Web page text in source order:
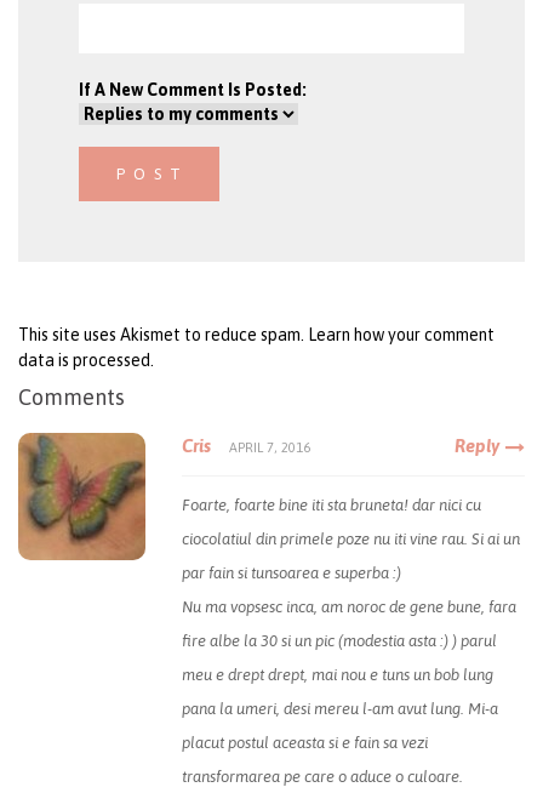
If A New Comment Is Posted:
This site uses Akismet to reduce spam.
Learn how your comment
data is processed
Comments
Cris APRIL 7, 2016 Reply
Foarte, foarte bine iti sta bruneta! dar nici cu
ciocolatiul din primele poze nu iti vine rau. Si ai un
par fain si tunsoarea e superba :)
Nu ma vopsesc inca, am noroc de gene bune, fara
fire albe la 30 si un pic (modestia asta :) ) parul
meu e drept drept, mai nou e tuns un bob lung
pana la umeri, desi mereu l-am avut lung. Mi-a
placut postul aceasta si e fain sa vezi
transformarea pe care o aduce o culoare.